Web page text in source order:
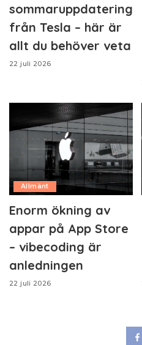
sommaruppdatering
från Tesla – här är
allt du behöver veta
22 juli 2026
Allmänt
Enorm ökning av
appar på App Store
– vibecoding är
anledningen
22 juli 2026